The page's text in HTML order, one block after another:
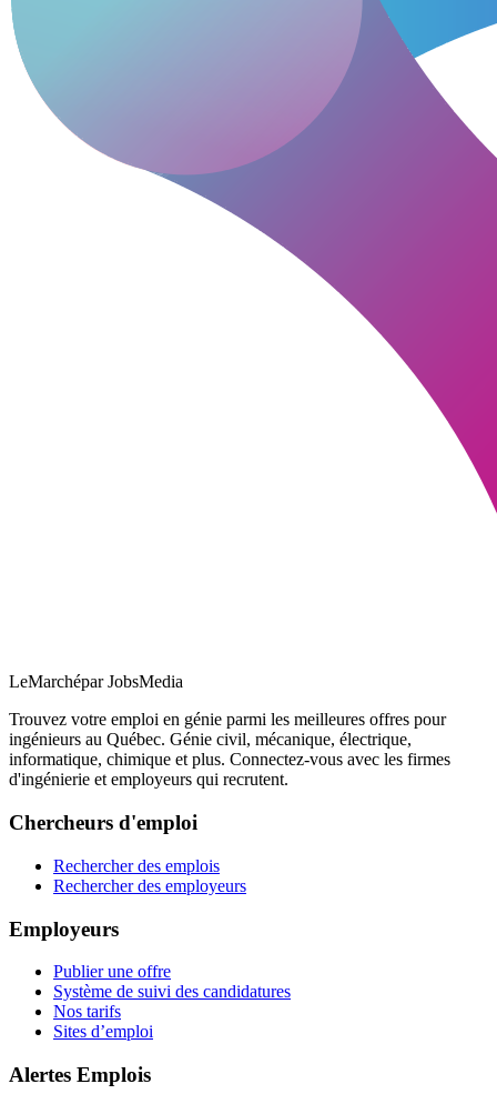
LeMarchépar JobsMedia
Trouvez votre emploi en génie parmi les meilleures offres pour
ingénieurs au Québec. Génie civil, mécanique, électrique,
informatique, chimique et plus. Connectez-vous avec les firmes
d'ingénierie et employeurs qui recrutent.
Chercheurs d'emploi
Rechercher des emplois
Rechercher des employeurs
Employeurs
Publier une offre
Système de suivi des candidatures
Nos tarifs
Sites d’emploi
Alertes Emplois